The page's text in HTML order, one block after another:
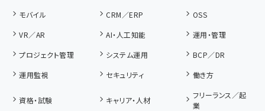
モバイル
CRM／ERP
OSS
VR／AR
AI・人工知能
運用・管理
プロジェクト管理
システム運用
BCP／DR
運用監視
セキュリティ 働き方
資格・試験 キャリア・人材
フリーランス／起
業